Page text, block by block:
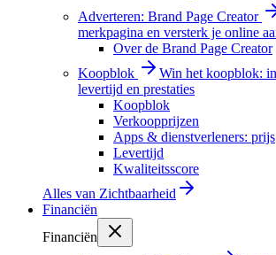
Adverteren: Brand Page Creator
merkpagina en versterk je online
Over de Brand Page Creator
Koopblok
Win het koopblok:
levertijd en prestaties
Koopblok
Verkoopprijzen
Apps & dienstverleners: prijs
Levertijd
Kwaliteitsscore
Alles van Zichtbaarheid
Financiën
Financiën